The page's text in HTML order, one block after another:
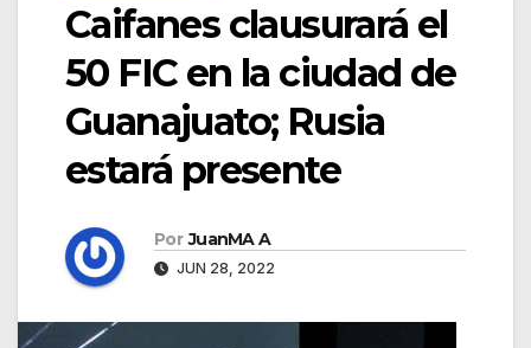
Caifanes clausurará el
50 FIC en la ciudad de
Guanajuato; Rusia
estará presente
Por JuanMA A
JUN 28, 2022